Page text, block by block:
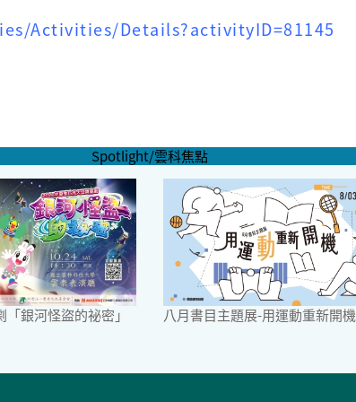
Activities/Details?activityID=81145
Spotlight/雲科焦點
銀河怪盜的祕密」 八月書目主題展-用運動重新開機